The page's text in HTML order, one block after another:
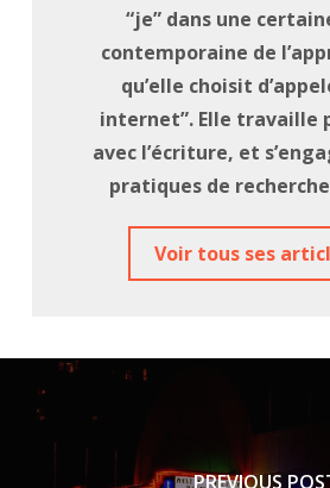
“je” dans une
contemporaine de
qu’elle choisit
internet”. Elle travaille
avec l’écriture, et
pratiques de
Voir tous ses
PREVIOUS